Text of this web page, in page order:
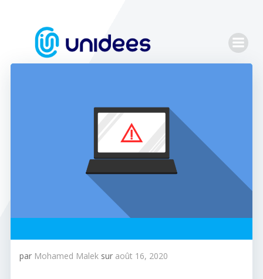
contenu
par Mohamed Malek sur août 16, 2020